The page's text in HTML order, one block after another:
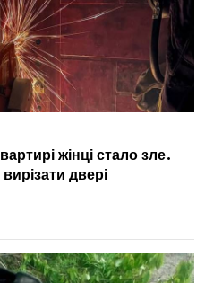
жінці стало зле.
двері